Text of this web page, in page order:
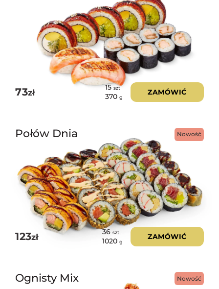
73zł
15szt
370 g
ZAMÓWIĆ
Nowość
Połów Dnia
123zł
36 szt
1020 g
ZAMÓWIĆ
Nowość
Ognisty Mix